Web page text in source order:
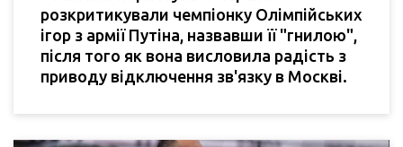
розкритикували чемпіонку Олімпійських
ігор з армії Путіна, назвавши її "гнилою",
після того як вона висловила радість з
приводу відключення зв'язку в Москві.